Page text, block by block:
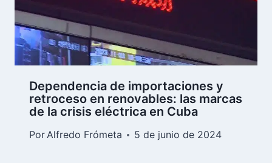
Dependencia de importaciones y
retroceso en renovables: las marcas
de la crisis eléctrica en Cuba
PorAlfredo Frómeta 5 de junio de 2024